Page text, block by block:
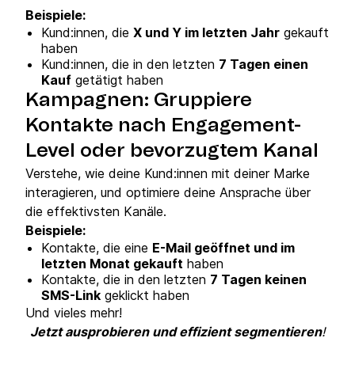
Beispiele:
Kund:innen, die X und Y im letzten Jahr gekauft
haben
Kund:innen, die in den letzten 7 Tagen einen
Kauf getätigt haben
Kampagnen: Gruppiere
Kontakte nach Engagement-
Level oder bevorzugtem Kanal
Verstehe, wie deine Kund:innen mit deiner Marke
interagieren, und optimiere deine Ansprache über
die effektivsten Kanäle.
Beispiele:
Kontakte, die eine E-Mail geöffnet und im
letzten Monat gekauft haben
Kontakte, die in den letzten 7 Tagen keinen
SMS-Link geklickt haben
Und vieles mehr!
Jetzt ausprobieren und effizient segmentieren!